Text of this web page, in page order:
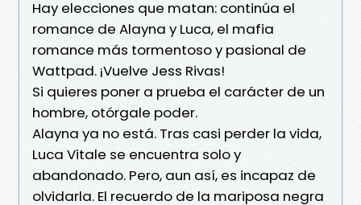
Hay elecciones que matan: continúa el
romance de Alayna y Luca, el mafia
romance más tormentoso y pasional de
Wattpad. ¡Vuelve Jess Rivas!
Si quieres poner a prueba el carácter de un
hombre, otórgale poder.
Alayna ya no está. Tras casi perder la vida,
Luca Vitale se encuentra solo y
abandonado. Pero, aun así, es incapaz de
olvidarla. El recuerdo de la mariposa negra